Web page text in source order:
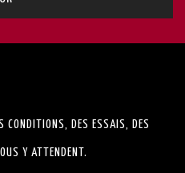
CONDITIONS, DES ESSAIS, DES
Y ATTENDENT.